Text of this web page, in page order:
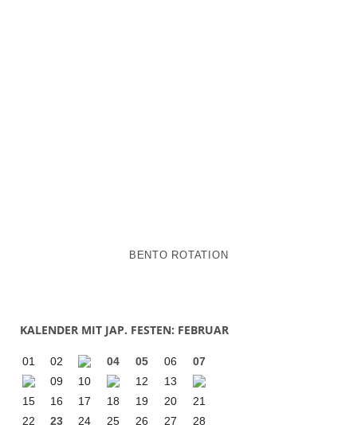
BENTO ROTATION
KALENDER MIT JAP. FESTEN: FEBRUAR
01 02 04 05 06
07
09
10 12
13
15
16 17 18 19 20
21
22
23 24 25 26 27 28